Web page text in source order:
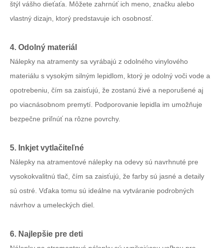
štýl vášho dieťaťa. Môžete zahrnúť ich meno, značku alebo
vlastný dizajn, ktorý predstavuje ich osobnosť.
4. Odolný materiál
Nálepky na atramenty sa vyrábajú z odolného vinylového
materiálu s vysokým silným lepidlom, ktorý je odolný voči vode a
opotrebeniu, čím sa zaisťujú, že zostanú živé a neporušené aj
po viacnásobnom premytí. Podporovanie lepidla im umožňuje
bezpečne priľnúť na rôzne povrchy.
5. Inkjet vytlačiteľné
Nálepky na atramentové nálepky na odevy sú navrhnuté pre
vysokokvalitnú tlač, čím sa zaisťujú, že farby sú jasné a detaily
sú ostré. Vďaka tomu sú ideálne na vytváranie podrobných
návrhov a umeleckých diel.
6. Najlepšie pre deti